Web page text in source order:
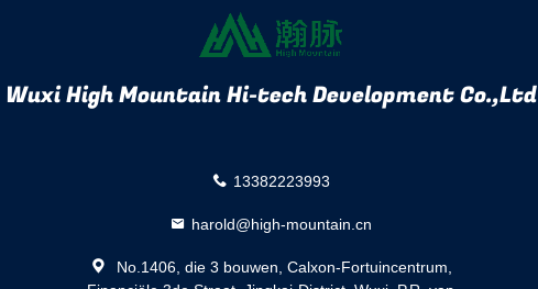
Wuxi High Mountain Hi-tech Development Co.,Ltd
13382223993
harold@high-mountain.cn
No.1406, die 3 bouwen, Calxon-Fortuincentrum,